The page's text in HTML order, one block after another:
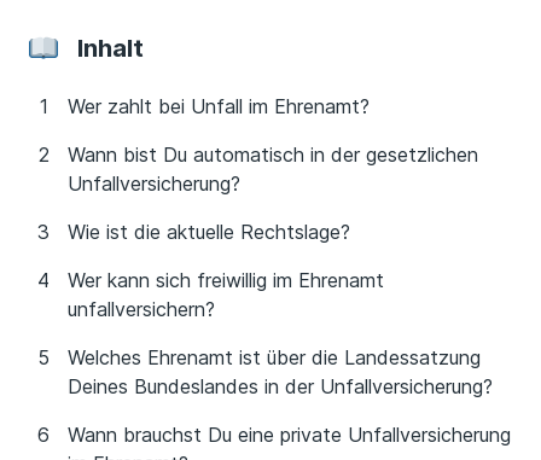
Inhalt
Wer zahlt bei Unfall im Ehrenamt?
Wann bist Du automatisch in der gesetzlichen
Unfallversicherung?
Wie ist die aktuelle Rechtslage?
Wer kann sich freiwillig im Ehrenamt
unfallversichern?
Welches Ehrenamt ist über die Landessatzung
Deines Bundeslandes in der Unfallversicherung?
Wann brauchst Du eine private Unfallversicherung